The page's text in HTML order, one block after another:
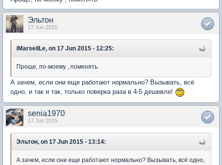
Эльтон
17 Jun 2015
iMarseilLe, on 17 Jun 2015 - 12:25:
Проще, по-моему , поменять.
А зачем, если они еще работают нормально? Вызывать, всё
одно, и так и так, только поверка раза в 4-5 дешевле!
senia1970
17 Jun 2015
Эльтон, on 17 Jun 2015 - 13:14:
А зачем, если они еще работают нормально? Вызывать, всё одно,